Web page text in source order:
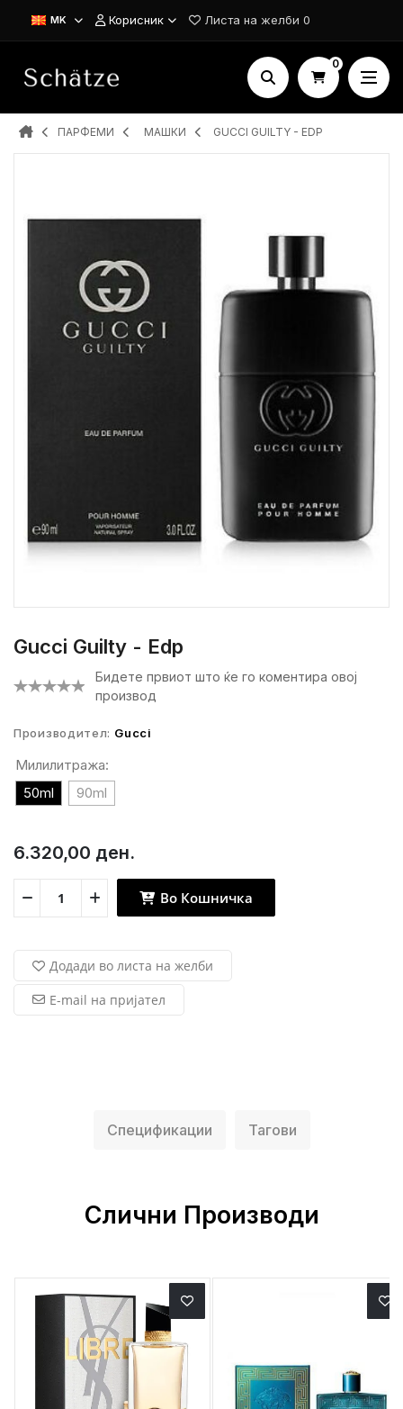
MK Корисник Листа на желби 0
0
ПАРФЕМИ MAШКИ GUCCI GUILTY - EDP
Gucci Guilty - Edp
Бидете првиот што ќе го коментира овој
производ
Производител: Gucci
Милилитража:
50ml
90ml
6.320,00 ден.
Во Кошничка
Додади во листа на желби
E-mail на пријател
Спецификации Тагови
Слични Производи